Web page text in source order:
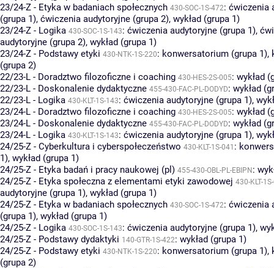
23/24-Z - Etyka w badaniach społecznych 430-SOC-1S-472: ćwiczenia
(grupa 1), ćwiczenia audytoryjne (grupa 2), wykład (grupa 1)
23/24-Z - Logika 430-SOC-1S-143: ćwiczenia audytoryjne (grupa 1),
audytoryjne (grupa 2), wykład (grupa 1)
23/24-Z - Podstawy etyki 430-NTK-1S-220: konwersatorium (grupa 1),
(grupa 2)
22/23-L - Doradztwo filozoficzne i coaching 430-HES-2S-005: wykład
22/23-L - Doskonalenie dydaktyczne 455-430-FAC-PL-DODYD: wykład
22/23-L - Logika 430-KLT-1S-143: ćwiczenia audytoryjne (grupa 1),
23/24-L - Doradztwo filozoficzne i coaching 430-HES-2S-005: wykład
23/24-L - Doskonalenie dydaktyczne 455-430-FAC-PL-DODYD: wykład
23/24-L - Logika 430-KLT-1S-143: ćwiczenia audytoryjne (grupa 1),
24/25-Z - Cyberkultura i cyberspołeczeństwo 430-KLT-1S-041 :
1), wykład (grupa 1)
24/25-Z - Etyka badań i pracy naukowej (pl) 455-430-OBL-PL-EBIPN :
24/25-Z - Etyka społeczna z elementami etyki zawodowej 430-KLT-
audytoryjne (grupa 1), wykład (grupa 1)
24/25-Z - Etyka w badaniach społecznych 430-SOC-1S-472: ćwiczenia
(grupa 1), wykład (grupa 1)
24/25-Z - Logika 430-SOC-1S-143: ćwiczenia audytoryjne (grupa 1),
24/25-Z - Podstawy dydaktyki 140-GTR-1S-422: wykład (grupa 1)
24/25-Z - Podstawy etyki 430-NTK-1S-220: konwersatorium (grupa 1),
(grupa 2)